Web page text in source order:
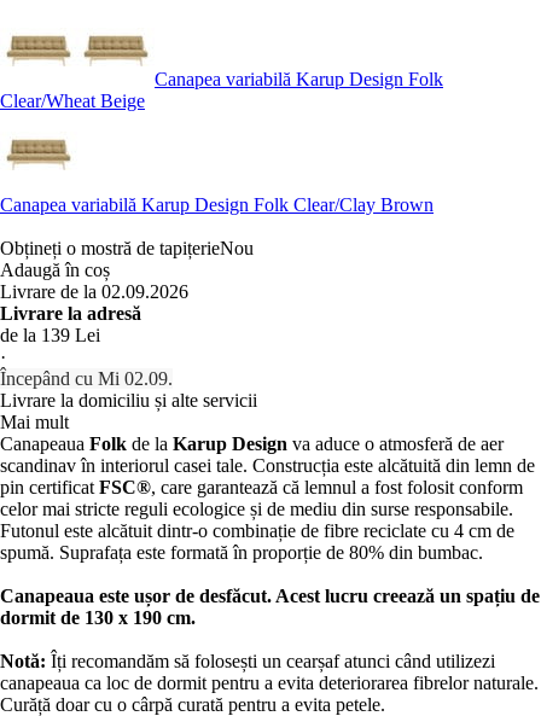
Canapea variabilă Karup Design Folk
Clear/Wheat Beige
Canapea variabilă Karup Design Folk Clear/Clay Brown
Obțineți o mostră de tapițerieNou
Adaugă în coș
Livrare de la 02.09.2026
Livrare la adresă
de la 139 Lei
·
Începând cu Mi 02.09.
Livrare la domiciliu și alte servicii
Mai mult
Canapeaua Folk de la Karup Design va aduce o atmosferă de aer
scandinav în interiorul casei tale. Construcția este alcătuită din lemn de
pin certificat FSC®, care garantează că lemnul a fost folosit conform
celor mai stricte reguli ecologice și de mediu din surse responsabile.
Futonul este alcătuit dintr-o combinație de fibre reciclate cu 4 cm de
spumă. Suprafața este formată în proporție de 80% din bumbac.
Canapeaua este ușor de desfăcut. Acest lucru creează un spațiu de
dormit de 130 x 190 cm.
Notă: Îți recomandăm să folosești un cearșaf atunci când utilizezi
canapeaua ca loc de dormit pentru a evita deteriorarea fibrelor naturale.
Curăță doar cu o cârpă curată pentru a evita petele.